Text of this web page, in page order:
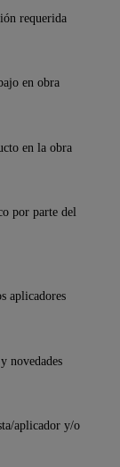
requerida
en obra
en la obra
por parte del
aplicadores
novedades
aplicador y/o